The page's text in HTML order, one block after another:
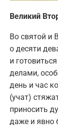
Великий
Во святой и
о десяти
и
делами,
день и час
(учат)
приносить
даже и явно